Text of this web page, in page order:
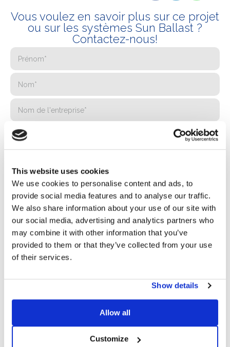
This website uses cookies
We use cookies to personalise content and ads, to
provide social media features and to analyse our traffic.
We also share information about your use of our site with
our social media, advertising and analytics partners who
may combine it with other information that you’ve
provided to them or that they’ve collected from your use
of their services.
Show details
Allow all
Customize
Vous voulez en savoir plus sur ce projet
ou sur les systèmes Sun Ballast ?
Contactez-nous!
Politique de confidentialité*
J'autorise le traitement de mes données conformément
politique de confidentialité